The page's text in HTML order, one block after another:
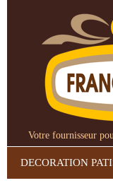
Votre fournisseur
DECORATION